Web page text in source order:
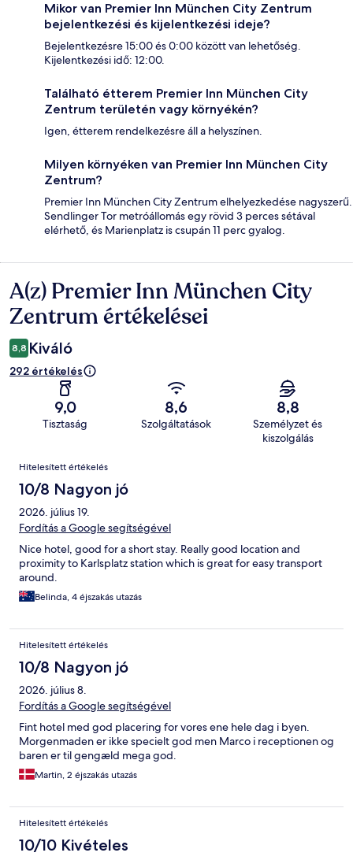
Mikor van Premier Inn München City Zentrum
bejelentkezési és kijelentkezési ideje?
Bejelentkezésre 15:00 és 0:00 között van lehetőség.
Kijelentkezési idő: 12:00.
Található étterem Premier Inn München City
Zentrum területén vagy környékén?
Igen, étterem rendelkezésre áll a helyszínen.
Milyen környéken van Premier Inn München City
Zentrum?
Premier Inn München City Zentrum elhelyezkedése nagyszerű.
Sendlinger Tor metróállomás egy rövid 3 perces sétával
elérhető, és Marienplatz is csupán 11 perc gyalog.
Értékelések
A(z) Premier Inn München City
Zentrum értékelései
8,8 Kiváló
292 értékelés
9,0
Tisztaság
8,6
Szolgáltatások
8,8
Személyzet és
kiszolgálás
Értékelések
Hitelesített értékelés
10/8 Nagyon jó
2026. július 19.
Fordítás a Google segítségével
Nice hotel, good for a short stay. Really good location and
proximity to Karlsplatz station which is great for easy transport
around.
Belinda, 4 éjszakás utazás
Hitelesített értékelés
10/8 Nagyon jó
2026. július 8.
Fordítás a Google segítségével
Fint hotel med god placering for vores ene hele dag i byen.
Morgenmaden er ikke specielt god men Marco i receptionen og
baren er til gengæld mega god.
Martin, 2 éjszakás utazás
Hitelesített értékelés
10/10 Kivételes